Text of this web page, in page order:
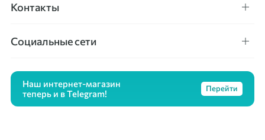
Контакты
Социальные сети
Наш интернет-магазин
теперь и в Telegram!
Перейти